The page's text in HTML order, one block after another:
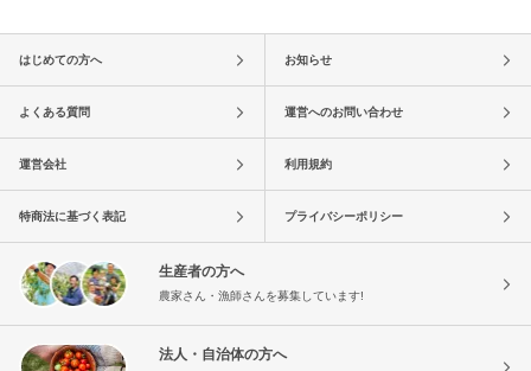
はじめての方へ お知らせ
よくある質問 運営へのお問い合わせ
運営会社 利用規約
特商法に基づく表記 プライバシーポリシー
生産者の方へ
農家さん・漁師さんを募集しています!
法人・自治体の方へ